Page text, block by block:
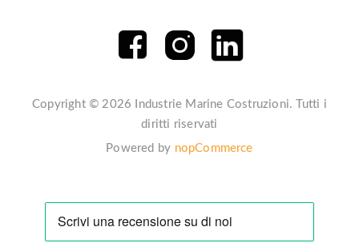
Copyright © 2026 Industrie Marine Costruzioni. Tutti i
diritti riservati
Powered by nopCommerce